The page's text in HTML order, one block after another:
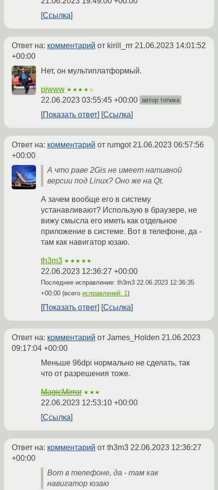
Ссылка
Ответ на: комментарий от kirill_rrr 21.06.2023 14:01:52
+00:00
Нет, он мультиплатформый.
piwww ★★★★☆
22.06.2023 03:55:45 +00:00 автор топика
Показать ответ Ссылка
Ответ на: комментарий от rumgot 21.06.2023 06:57:56
+00:00
А что раве 2Gis не имеет нативной
версии под Linux? Оно же на Qt.
А зачем вообще его в систему
устанавливают? Использую в браузере, не
вижу смысла его иметь как отдельное
приложение в системе. Вот в телефоне, да -
там как навигатор юзаю.
th3m3 ★★★★★
22.06.2023 12:36:27 +00:00
Последнее исправление: th3m3 22.06.2023 12:36:35
+00:00 (всего исправлений: 1 )
Показать ответ Ссылка
Ответ на: комментарий от James_Holden 21.06.2023
09:17:04 +00:00
Меньше 96dpi нормально не сделать, так
что от разрешения тоже.
MagicMirror ★★★
22.06.2023 12:53:10 +00:00
Ссылка
Ответ на: комментарий от th3m3 22.06.2023 12:36:27
+00:00
Вот в телефоне, да - там как
навигатор юзаю